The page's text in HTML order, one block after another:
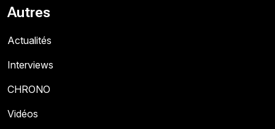
Autres
Actualités
Interviews
CHRONO
Vidéos